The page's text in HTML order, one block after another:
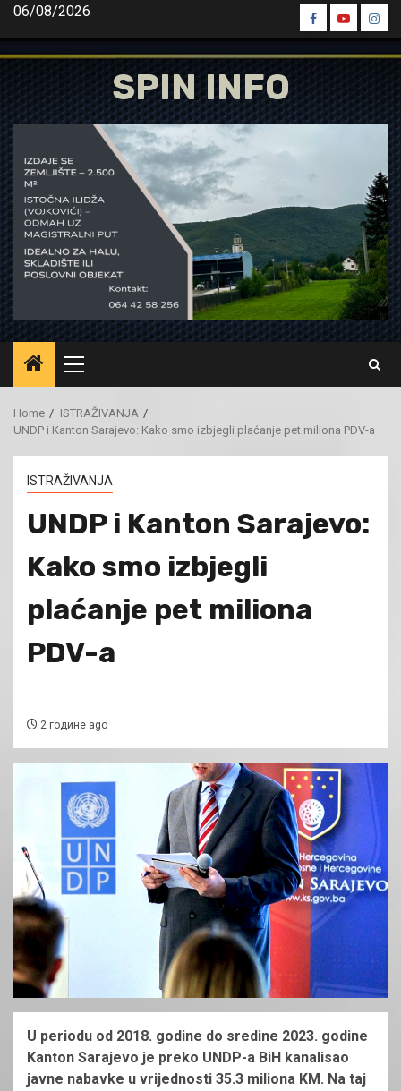
Skip
content
06/08/2026
Spin
Facebook
Spin
Youtube
Spin
SPIN INFO
Primary
Menu
Home
ISTRAŽIVANJA
UNDP i Kanton Sarajevo: Kako smo izbjegli plaćanje pet miliona PDV-a
ISTRAŽIVANJA
UNDP i Kanton Sarajevo:
Kako smo izbjegli
plaćanje pet miliona
PDV-a
2 године ago
U periodu od 2018. godine do sredine 2023. godine
Kanton Sarajevo je preko UNDP-a BiH kanalisao
javne nabavke u vrijednosti 35.3 miliona KM. Na taj